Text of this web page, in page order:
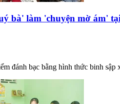
bà' làm 'chuyện mờ ám'
đánh bạc bằng hình thức binh